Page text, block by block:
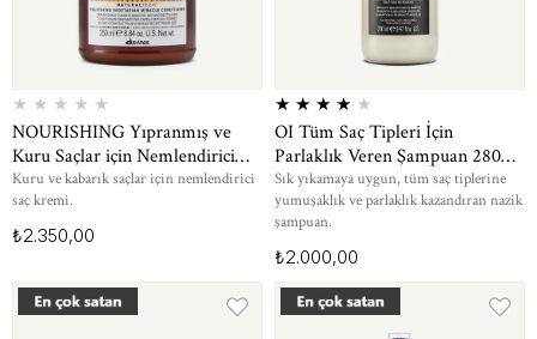
★ ★ ★ ★ ★
NOURISHING Yıpranmış ve
Kuru Saçlar için Nemlendirici
Saç Kremi 250 ml
Kuru ve kabarık saçlar için nemlendirici
saç kremi.
₺2.350,00
★ ★ ★ ★ ★
OI Tüm Saç Tipleri İçin
Parlaklık Veren Şampuan 280
ml
Sık yıkamaya uygun, tüm saç tiplerine
yumuşaklık ve parlaklık kazandıran nazik
şampuan.
₺2.000,00